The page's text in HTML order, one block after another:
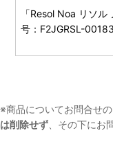
※商品についてお問合せ
は削除せず、その下にお